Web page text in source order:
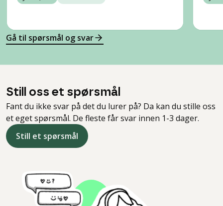
Gå til spørsmål og svar
Still oss et spørsmål
Fant du ikke svar på det du lurer på? Da kan du stille oss
et eget spørsmål. De fleste får svar innen 1-3 dager.
Still et spørsmål